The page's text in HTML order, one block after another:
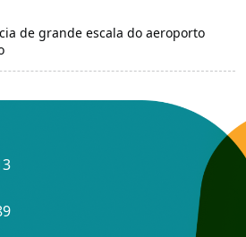
de grande escala do aeroporto